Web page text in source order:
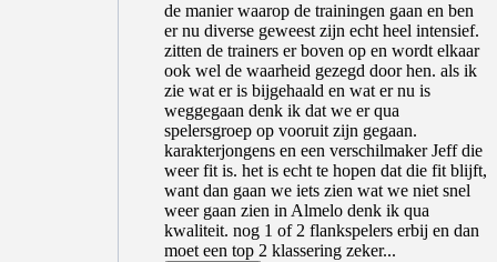
de manier waarop de trainingen gaan en ben
er nu diverse geweest zijn echt heel intensief.
zitten de trainers er boven op en wordt elkaar
ook wel de waarheid gezegd door hen. als ik
zie wat er is bijgehaald en wat er nu is
weggegaan denk ik dat we er qua
spelersgroep op vooruit zijn gegaan.
karakterjongens en een verschilmaker Jeff die
weer fit is. het is echt te hopen dat die fit blijft,
want dan gaan we iets zien wat we niet snel
weer gaan zien in Almelo denk ik qua
kwaliteit. nog 1 of 2 flankspelers erbij en dan
moet een top 2 klassering zeker...